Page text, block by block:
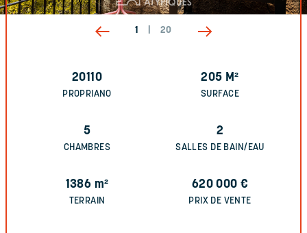
1 20
20110
PROPRIANO
205 M²
SURFACE
5
CHAMBRES
2
SALLES DE BAIN/EAU
1386 m²
TERRAIN
620 000 €
PRIX DE VENTE